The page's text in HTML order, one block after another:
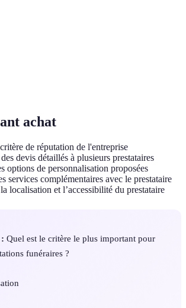
achat
de réputation de l'entreprise
devis détaillés à plusieurs prestataires
options de personnalisation proposées
services complémentaires avec le prestataire
localisation et l’accessibilité du prestataire
Quel est le critère le plus important pour
funéraires ?